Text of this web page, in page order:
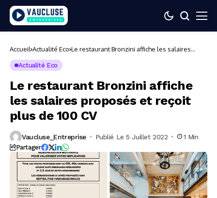
Accueil Actualité Eco Le restaurant Bronzini affiche les salaires
Actualité Eco
Le restaurant Bronzini affiche
les salaires proposés et reçoit
plus de 100 CV
Vaucluse_Entreprise Publié Le 5 Juillet 2022 1 Min
Partager